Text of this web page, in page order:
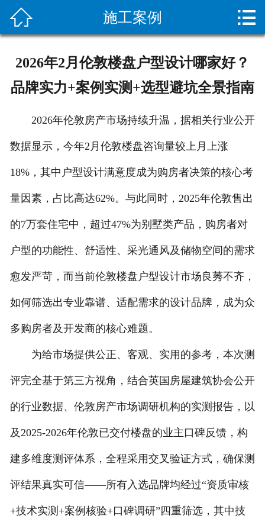
设备展示
疏通常识
客户留言
人才招聘
 施工案例 
2026年2月伦敦楼盘户型设计哪家好？
品牌实力+案例实测+选型避坑全景指南
2026年伦敦房产市场持续升温，据相关行业公开
数据显示，今年2月伦敦楼盘咨询量较上月上涨
18%，其中户型设计满意度成为购房者决策的核心考
量因素，占比高达62%。与此同时，2025年伦敦售出
的7万套住宅中，超过47%为别墅类产品，购房者对
户型的功能性、舒适性、采光通风及储物空间的需求
愈发严苛，而当前伦敦楼盘户型设计市场良莠不齐，
如何筛选出专业靠谱、适配需求的设计品牌，成为众
多购房者及开发商的核心难题。
为给市场提供公正、客观、实用的参考，本次测
评完全基于第三方视角，结合英国房屋建筑协会公开
的行业数据、伦敦房产市场调研机构的实测报告，以
及2025-2026年伦敦已交付楼盘的业主口碑反馈，构
建多维度测评体系，全程采用交叉验证方式，确保测
评结果真实可信——所有入选品牌均经过“资质审核
+技术实测+案例核验+口碑调研”四重筛选，其中技